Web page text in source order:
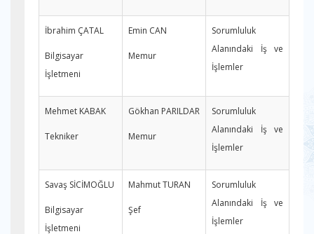
İbrahim ÇATAL
Bilgisayar
İşletmeni
Emin CAN
Memur
Sorumluluk
Alanındaki İş ve
İşlemler
Mehmet KABAK
Tekniker
Gökhan PARILDAR
Memur
Sorumluluk
Alanındaki İş ve
İşlemler
Savaş SİCİMOĞLU
Bilgisayar
İşletmeni
Mahmut TURAN
Şef
Sorumluluk
Alanındaki İş ve
İşlemler